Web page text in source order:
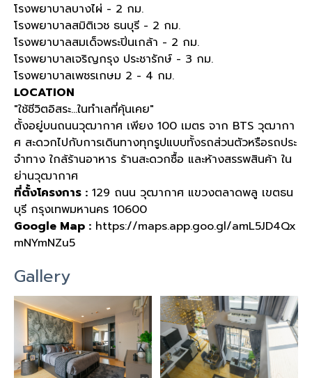
โรงพยาบาลบางไผ่ - 2 กม.
โรงพยาบาลสมิติเวช ธนบุรี - 2 กม.
โรงพยาบาลสมเด็จพระปิ่นเกล้า - 2 กม.
โรงพยาบาลเจริญกรุง ประชารักษ์ - 3 กม.
โรงพยาบาลเพชรเกษม 2 - 4 กม.
LOCATION
"ใช้ชีวิตอิสระ...ในทำเลที่คุ้นเคย"
ตั้งอยู่บนถนนวุฒากาศ เพียง 100 เมตร จาก BTS วุฒากา
ศ สะดวกไปกับการเดินทางทุกรูปแบบทั้งรถส่วนตัวหรือรถประ
จำทาง ใกล้ร้านอาหาร ร้านสะดวกซื้อ และห้างสรรพสินค้า ใน
ย่านวุฒากาศ
ที่ตั้งโครงการ : 129 ถนน วุฒากาศ แขวงตลาดพลู เขตธน
บุรี กรุงเทพมหานคร 10600
Google Map : https://maps.app.goo.gl/amL5JD4Qx
mNYmNZu5
Gallery